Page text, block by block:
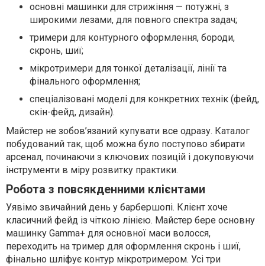
основні машинки для стрижіння — потужні, з
широкими лезами, для повного спектра задач;
тримери для контурного оформлення, бороди,
скронь, шиї;
мікротримери для тонкої деталізації, лінії та
фінального оформлення;
спеціалізовані моделі для конкретних технік (фейд,
скін-фейд, дизайн).
Майстер не зобов’язаний купувати все одразу. Каталог
побудований так, щоб можна було поступово збирати
арсенал, починаючи з ключових позицій і докуповуючи
інструменти в міру розвитку практики.
Робота з повсякденними клієнтами
Уявімо звичайний день у барбершопі. Клієнт хоче
класичний фейд із чіткою лінією. Майстер бере основну
машинку Gamma+ для основної маси волосся,
переходить на тример для оформлення скронь і шиї,
фінально шліфує контур мікротримером. Усі три